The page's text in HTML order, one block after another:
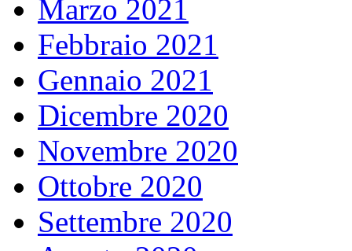
Marzo 2021
Febbraio 2021
Gennaio 2021
Dicembre 2020
Novembre 2020
Ottobre 2020
Settembre 2020